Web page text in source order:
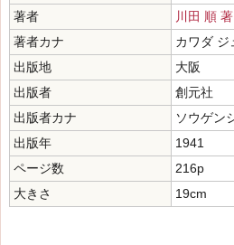
著者
川田 順 著
著者カナ
カワダ ジ
出版地
大阪
出版者
創元社
出版者カナ
ソウゲン
出版年
1941
ページ数
216p
大きさ
19cm